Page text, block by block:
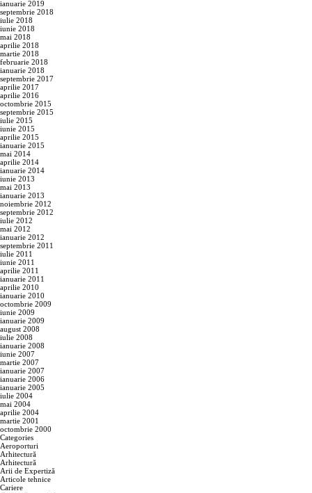
ianuarie 2019
septembrie 2018
iulie 2018
iunie 2018
mai 2018
aprilie 2018
martie 2018
februarie 2018
ianuarie 2018
septembrie 2017
aprilie 2017
aprilie 2016
octombrie 2015
septembrie 2015
iulie 2015
iunie 2015
aprilie 2015
ianuarie 2015
mai 2014
aprilie 2014
ianuarie 2014
iunie 2013
mai 2013
ianuarie 2013
noiembrie 2012
septembrie 2012
iulie 2012
mai 2012
ianuarie 2012
septembrie 2011
iulie 2011
iunie 2011
aprilie 2011
ianuarie 2011
aprilie 2010
ianuarie 2010
octombrie 2009
iunie 2009
ianuarie 2009
august 2008
iulie 2008
ianuarie 2008
iunie 2007
martie 2007
ianuarie 2007
ianuarie 2006
ianuarie 2005
iulie 2004
mai 2004
aprilie 2004
martie 2001
octombrie 2000
Categories
Aeroporturi
Arhitectură
Arhitectură
Arii de Expertiză
Articole tehnice
Cariere